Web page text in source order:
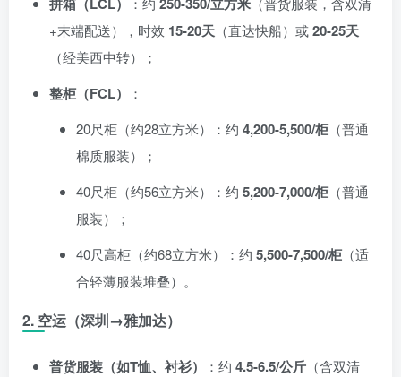
+末端配送），时效 15-20天 （直达快船）或20-25天
（经美西中转）；
整柜（FCL）
：
20尺柜（约28立方米）：约 4,200-5,500/柜（普通
棉质服装）；
40尺柜（约56立方米）：约 5,200-7,000/柜（普通
服装）；
40尺高柜（约68立方米）：约 5,500-7,500/柜（适
合轻薄服装堆叠）。
2. 空运（深圳→雅加达）
普货服装（如T恤、衬衫） ：约 4.5-6.5/公斤 （含双清